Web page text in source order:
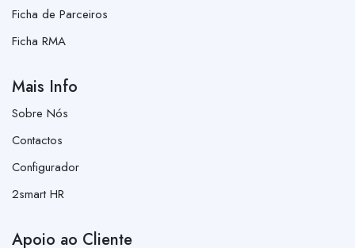
Ficha de Parceiros
Ficha RMA
Mais Info
Sobre Nós
Contactos
Configurador
2smart HR
Apoio ao Cliente